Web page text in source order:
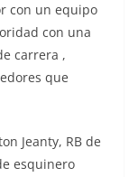
con un equipo
con una
carrera ,
que
Jeanty, RB de
esquinero